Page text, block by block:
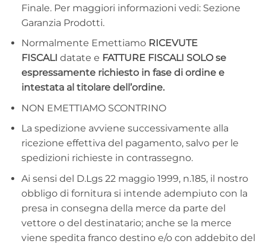
Finale. Per maggiori informazioni vedi: Sezione
Garanzia Prodotti.
Normalmente Emettiamo RICEVUTE
FISCALI datate e FATTURE FISCALI SOLO se
espressamente richiesto in fase di ordine e
intestata al titolare dell’ordine.
NON EMETTIAMO SCONTRINO
La spedizione avviene successivamente alla
ricezione effettiva del pagamento, salvo per le
spedizioni richieste in contrassegno.
Ai sensi del D.Lgs 22 maggio 1999, n.185, il nostro
obbligo di fornitura si intende adempiuto con la
presa in consegna della merce da parte del
vettore o del destinatario; anche se la merce
viene spedita franco destino e/o con addebito del